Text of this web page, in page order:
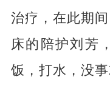
治疗，在此期
床的陪护刘芳
饭，打水，没